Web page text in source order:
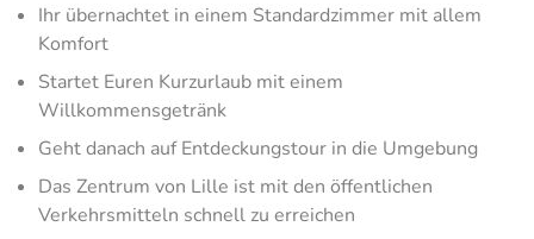
Ihr übernachtet in einem Standardzimmer mit allem
Komfort
Startet Euren Kurzurlaub mit einem
Willkommensgetränk
Geht danach auf Entdeckungstour in die Umgebung
Das Zentrum von Lille ist mit den öffentlichen
Verkehrsmitteln schnell zu erreichen